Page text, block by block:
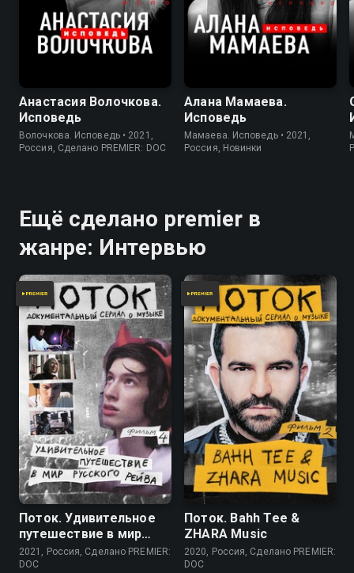
Анастасия Волочкова.
Исповедь
Волочкова. Исповедь • 2021,
Россия, Сделано PREMIER: DOC
Алана Мамаева.
Исповедь
Мамаева. Исповедь • 2021,
Россия, Новинки
Ещё сделано premier в
жанре: Интервью
Поток. Удивительное
путешествие в мир
русского рейва
2021, Россия, Сделано PREMIER:
DOC
Поток. Bahh Tee &
ZHARA Music
2020, Россия, Сделано PREMIER:
DOC